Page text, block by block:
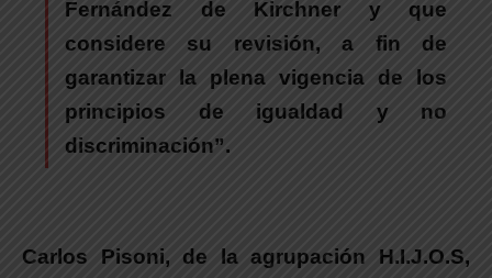
Fernández de Kirchner y que
considere su revisión, a fin de
garantizar la plena vigencia de los
principios de igualdad y no
discriminación”.
Carlos Pisoni, de la agrupación H.I.J.O.S,